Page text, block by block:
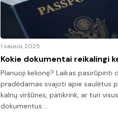
1 sausio, 2025
Kokie dokumentai reikalingi
Planuoji kelionę? Laikas pasirūpinti
pradėdamas svajoti apie saulėtus
kalnų viršūnes, patikrink, ar turi
dokumentus.…